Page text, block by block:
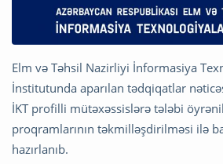
Elm və Təhsil Nazirliyi İnformasiya
İnstitutunda aparılan tədqiqatlar
İKT profilli mütəxəssislərə tələbi
proqramlarının təkmilləşdirilməsi ilə
hazırlanıb.